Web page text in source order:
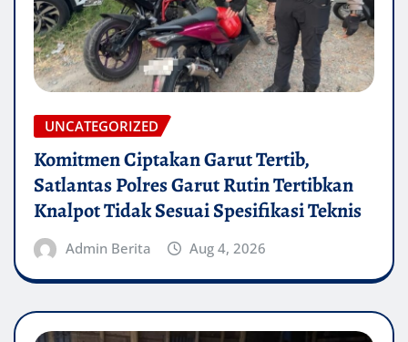
UNCATEGORIZED
Komitmen Ciptakan Garut Tertib,
Satlantas Polres Garut Rutin Tertibkan
Knalpot Tidak Sesuai Spesifikasi Teknis
Admin Berita Aug 4, 2026